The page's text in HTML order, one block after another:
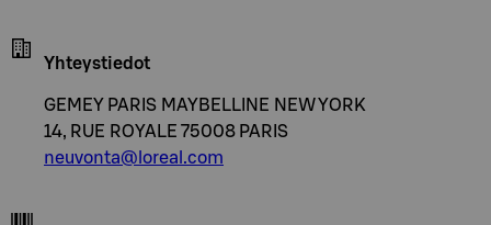
Yhteystiedot
GEMEY PARIS MAYBELLINE NEW YORK
14, RUE ROYALE 75008 PARIS
neuvonta@loreal.com